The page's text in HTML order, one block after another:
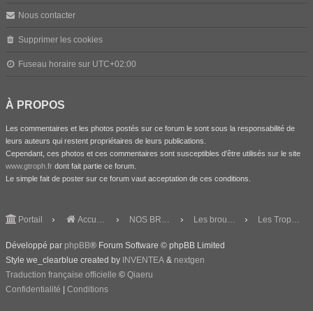
Nous contacter
Supprimer les cookies
Fuseau horaire sur UTC+02:00
À PROPOS
Les commentaires et les photos postés sur ce forum le sont sous la responsabilité de
leurs auteurs qui restent propriétaires de leurs publications.
Cependant, ces photos et ces commentaires sont susceptibles d'être utilisés sur le site
www.gtroph.fr dont fait partie ce forum.
Le simple fait de poster sur ce forum vaut acceptation de ces conditions.
Portail Accueil du forum NOS BROUTEURS & CO Les brouteurs Les Tropheus
Développé par phpBB® Forum Software © phpBB Limited
Style we_clearblue created by INVENTEA & nextgen
Traduction française officielle © Qiaeru
Confidentialité
Conditions